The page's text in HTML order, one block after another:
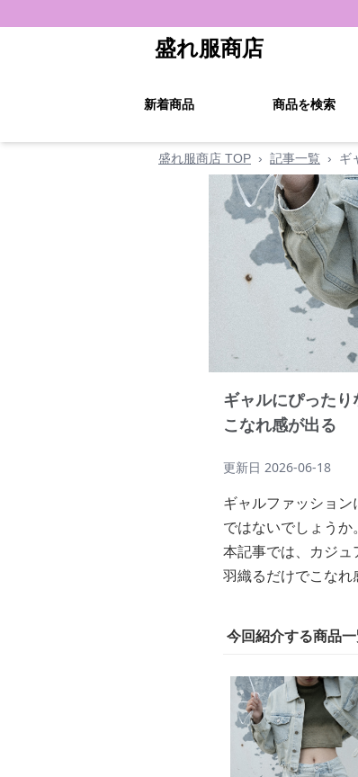
盛れ服商店
新着商品 商品を検索
盛れ服商店 TOP › 記事一覧 › ギ
ギャルにぴった
こなれ感が出る
更新日 2026-06-18
ギャルファッショ
ではないでしょうか。
本記事では、カジュ
羽織るだけでこなれ
今回紹介する商品